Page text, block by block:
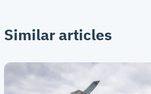
Similar articles